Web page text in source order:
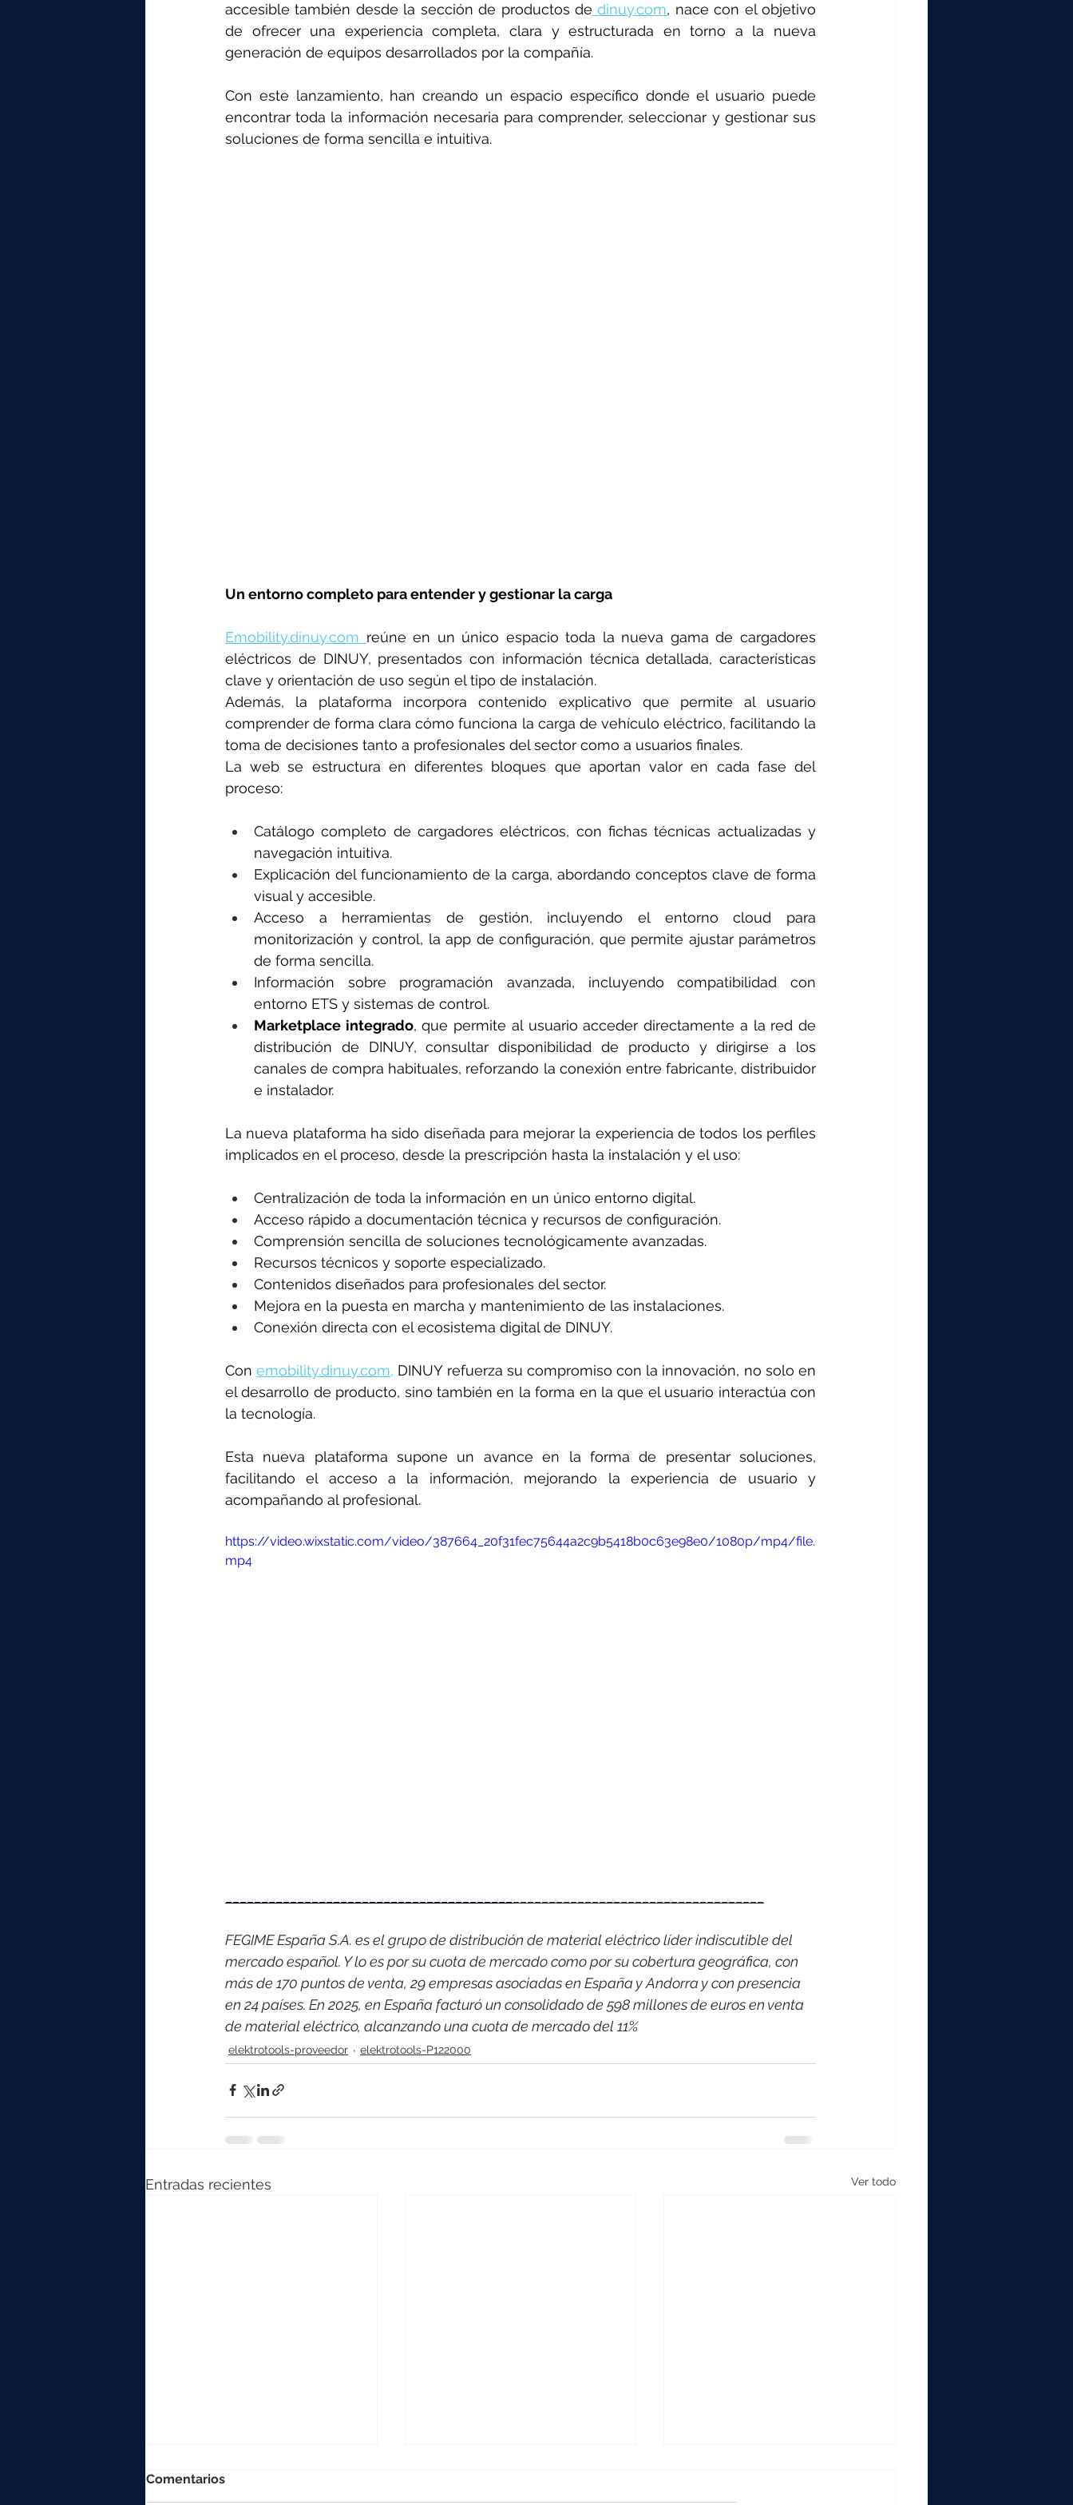
elektrotools-P052000 elektrotools-P01961 elektrotools-P064000
accesible también desde la sección de productos de dinuy.com, nace con el objetivo
de ofrecer una experiencia completa, clara y estructurada en torno a la nueva
generación de equipos desarrollados por la compañía.
Con este lanzamiento, han creando un espacio específico donde el usuario puede
encontrar toda la información necesaria para comprender, seleccionar y gestionar sus
soluciones de forma sencilla e intuitiva.
Un entorno completo para entender y gestionar la carga
Emobility.dinuy.com reúne en un único espacio toda la nueva gama de cargadores
eléctricos de DINUY, presentados con información técnica detallada, características
clave y orientación de uso según el tipo de instalación.
Además, la plataforma incorpora contenido explicativo que permite al usuario
comprender de forma clara cómo funciona la carga de vehículo eléctrico, facilitando la
toma de decisiones tanto a profesionales del sector como a usuarios finales.
La web se estructura en diferentes bloques que aportan valor en cada fase del
proceso:
Catálogo completo de cargadores eléctricos, con fichas técnicas actualizadas y
navegación intuitiva.
Explicación del funcionamiento de la carga, abordando conceptos clave de forma
visual y accesible.
Acceso a herramientas de gestión, incluyendo el entorno cloud para
monitorización y control, la app de configuración, que permite ajustar parámetros
de forma sencilla.
Información sobre programación avanzada, incluyendo compatibilidad con
entorno ETS y sistemas de control.
Marketplace integrado, que permite al usuario acceder directamente a la red de
distribución de DINUY, consultar disponibilidad de producto y dirigirse a los
canales de compra habituales, reforzando la conexión entre fabricante, distribuidor
e instalador.
La nueva plataforma ha sido diseñada para mejorar la experiencia de todos los perfiles
implicados en el proceso, desde la prescripción hasta la instalación y el uso:
Centralización de toda la información en un único entorno digital.
Acceso rápido a documentación técnica y recursos de configuración.
Comprensión sencilla de soluciones tecnológicamente avanzadas.
Recursos técnicos y soporte especializado.
Contenidos diseñados para profesionales del sector.
Mejora en la puesta en marcha y mantenimiento de las instalaciones.
Conexión directa con el ecosistema digital de DINUY.
Con emobility.dinuy.com, DINUY refuerza su compromiso con la innovación, no solo en
el desarrollo de producto, sino también en la forma en la que el usuario interactúa con
la tecnología.
Esta nueva plataforma supone un avance en la forma de presentar soluciones,
facilitando el acceso a la información, mejorando la experiencia de usuario y
acompañando al profesional.
https://video.wixstatic.com/video/387664_20f31fec75644a2c9b5418b0c63e98e0/1080p/mp4/file.
mp4
FEGIME España S.A. es el grupo de distribución de material eléctrico líder indiscutible del
mercado español. Y lo es por su cuota de mercado como por su cobertura geográfica, con
más de 170 puntos de venta, 29 empresas asociadas en España y Andorra y con presencia
en 24 países. En 2025, en España facturó un consolidado de 598 millones de euros en venta
de material eléctrico, alcanzando una cuota de mercado del 11%
elektrotools-proveedor elektrotools-P122000
Entradas recientes Ver todo
Comentarios